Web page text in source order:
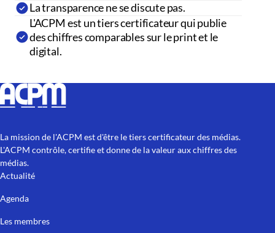
La transparence ne se discute pas.
L'ACPM est un tiers certificateur qui publie
des chiffres comparables sur le print et le
digital.
La mission de l'ACPM est d'être le tiers certificateur des médias.
L'ACPM contrôle, certifie et donne de la valeur aux chiffres des
médias.
Actualité
Agenda
Les membres